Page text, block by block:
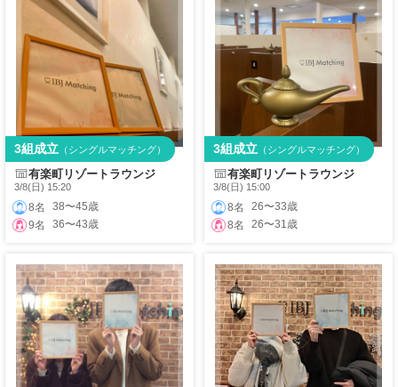
有楽町リゾートラウンジ
3/8(日) 15:20
8名
38〜45歳
9名
36〜43歳
3組成立 （シングルマッチング）
有楽町リゾートラウンジ
3/8(日) 15:00
8名
26〜33歳
8名
26〜31歳
3組成立 （シングルマッチング）